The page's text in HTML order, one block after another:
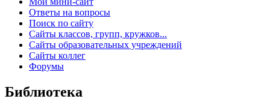
Ответы на вопросы
Поиск по сайту
Сайты классов, групп, кружков...
Сайты образовательных учреждений
Сайты коллег
Форумы
Библиотека